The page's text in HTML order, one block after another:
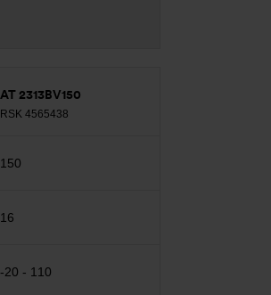
AT 2313BV150
RSK 4565438
150
16
-20 - 110